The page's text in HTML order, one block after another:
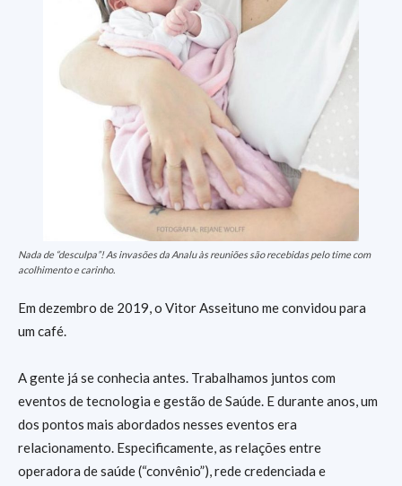
Nada de “desculpa”! As invasões da Analu às reuniões são recebidas pelo time com
acolhimento e carinho.
Em dezembro de 2019, o Vitor Asseituno me convidou para
um café.
A gente já se conhecia antes. Trabalhamos juntos com
eventos de tecnologia e gestão de Saúde. E durante anos, um
dos pontos mais abordados nesses eventos era
relacionamento. Especificamente, as relações entre
operadora de saúde (“convênio”), rede credenciada e